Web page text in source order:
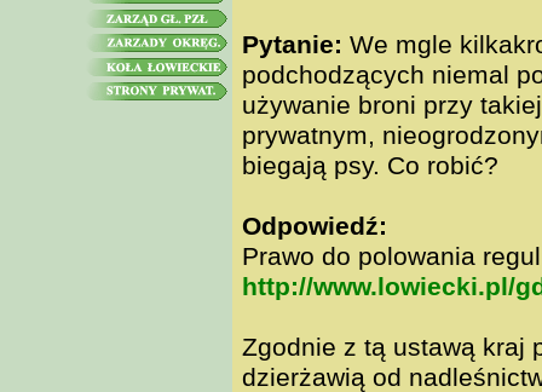
Pytanie: We mgle
podchodzących niemal
używanie broni przy
prywatnym,
biegają psy. Co robić?
Odpowiedź:
Prawo do polowania
http://www.lowiecki.pl/
Zgodnie z tą ustawą kraj
dzierżawią od